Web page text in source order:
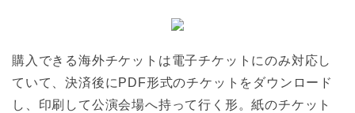
購入できる海外チケットは電子チケットにのみ対応し
ていて、決済後にPDF形式のチケットをダウンロード
し、印刷して公演会場へ持って行く形。紙のチケット